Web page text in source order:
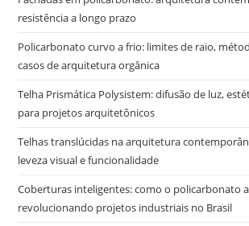
resistência a longo prazo
Policarbonato curvo a frio: limites de raio,
casos de arquitetura orgânica
Telha Prismática Polysistem: difusão de luz,
para projetos arquitetônicos
Telhas translúcidas na arquitetura
leveza visual e funcionalidade
Coberturas inteligentes: como o policarbonato
revolucionando projetos industriais no Brasil